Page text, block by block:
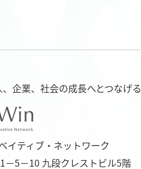
、企業、社会の成長へとつなげる
イティブ・ネットワーク
－5－10 九段クレストビル5階